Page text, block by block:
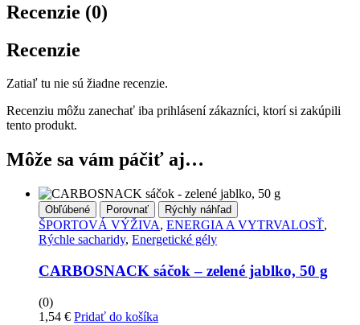
Recenzie (0)
Recenzie
Zatiaľ tu nie sú žiadne recenzie.
Recenziu môžu zanechať iba prihlásení zákazníci, ktorí si zakúpili
tento produkt.
Môže sa vám páčiť aj…
Obľúbené Porovnať Rýchly náhľad
ŠPORTOVÁ VÝŽIVA, ENERGIA A VYTRVALOSŤ,
Rýchle sacharidy, Energetické gély
CARBOSNACK sáčok – zelené jablko, 50 g
(0)
1,54 € Pridať do košíka